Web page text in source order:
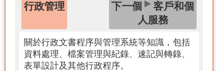
法律和政府
行政管理 下一個
客戶和個
人服務
關於行政文書程序與管理系統等知識，包括
資料處理、檔案管理與紀錄、速記與轉錄、
表單設計及其他行政程序。